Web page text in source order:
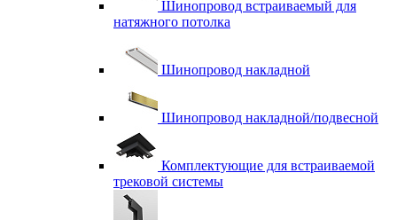
Шинопровод встраиваемый для
натяжного потолка
Шинопровод накладной
Шинопровод накладной/подвесной
Комплектующие для встраиваемой
трековой системы